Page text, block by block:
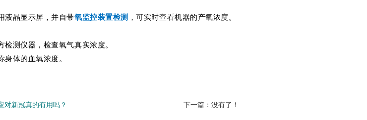
液晶显示屏，并自带氧监控装置检测 ，可实时查看机器的产氧浓度。
测仪器，检查氧气真实浓度。
体的血氧浓度。
对新冠真的有用吗？ 下一篇：没有了！